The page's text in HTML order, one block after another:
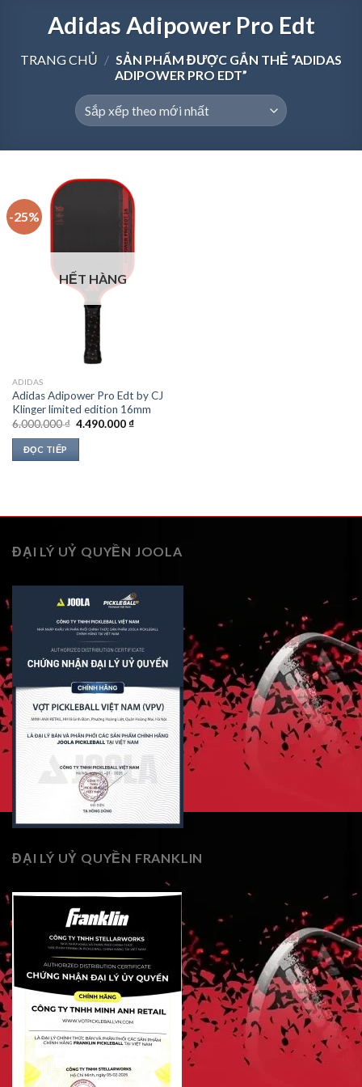
Adidas Adipower Pro Edt
TRANG CHỦ / SẢN PHẨM ĐƯỢC GẮN THẺ “ADIDAS
ADIPOWER PRO EDT”
-25%
HẾT HÀNG
ADIDAS
Adidas Adipower Pro Edt by CJ
Klinger limited edition 16mm
6.000.000₫ Giá
4.490.000₫Giá
ĐỌC TIẾP
ĐẠI LÝ UỶ QUYỀN JOOLA
ĐẠI LÝ UỶ QUYỀN FRANKLIN